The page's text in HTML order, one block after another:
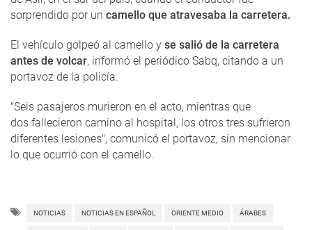
sorprendido por un camello que atravesaba la carretera.
El vehículo golpeó al camello y se salió de la carretera
antes de volcar, informó el periódico Sabq, citando a un
portavoz de la policía.
"Seis pasajeros murieron en el acto, mientras que
dos fallecieron camino al hospital, los otros tres sufrieron
diferentes lesiones", comunicó el portavoz, sin mencionar
lo que ocurrió con el camello.
NOTICIAS NOTICIAS EN ESPAÑOL ORIENTE MEDIO ÁRABES